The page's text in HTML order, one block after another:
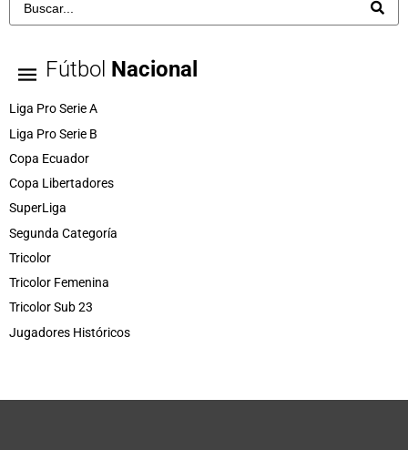
Fútbol Nacional
Liga Pro Serie A
Liga Pro Serie B
Copa Ecuador
Copa Libertadores
SuperLiga
Segunda Categoría
Tricolor
Tricolor Femenina
Tricolor Sub 23
Jugadores Históricos